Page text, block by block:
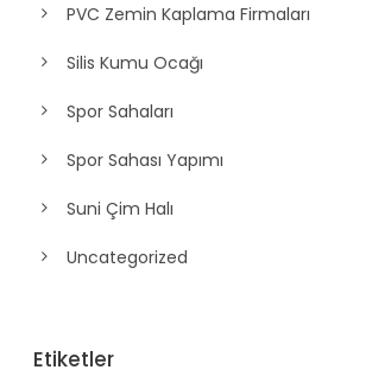
PVC Zemin Kaplama Firmaları
Silis Kumu Ocağı
Spor Sahaları
Spor Sahası Yapımı
Suni Çim Halı
Uncategorized
Etiketler